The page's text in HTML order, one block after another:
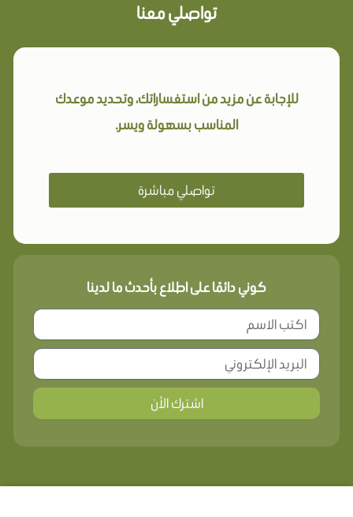
تواصلي معنا
للإجابة عن مزيد من استفساراتك، وتحديد موعدك
المناسب بسهولة ويسر.
تواصلي مباشرة
كوني دائمًا على اطلاع بأحدث ما لدينا
اشترك الأن